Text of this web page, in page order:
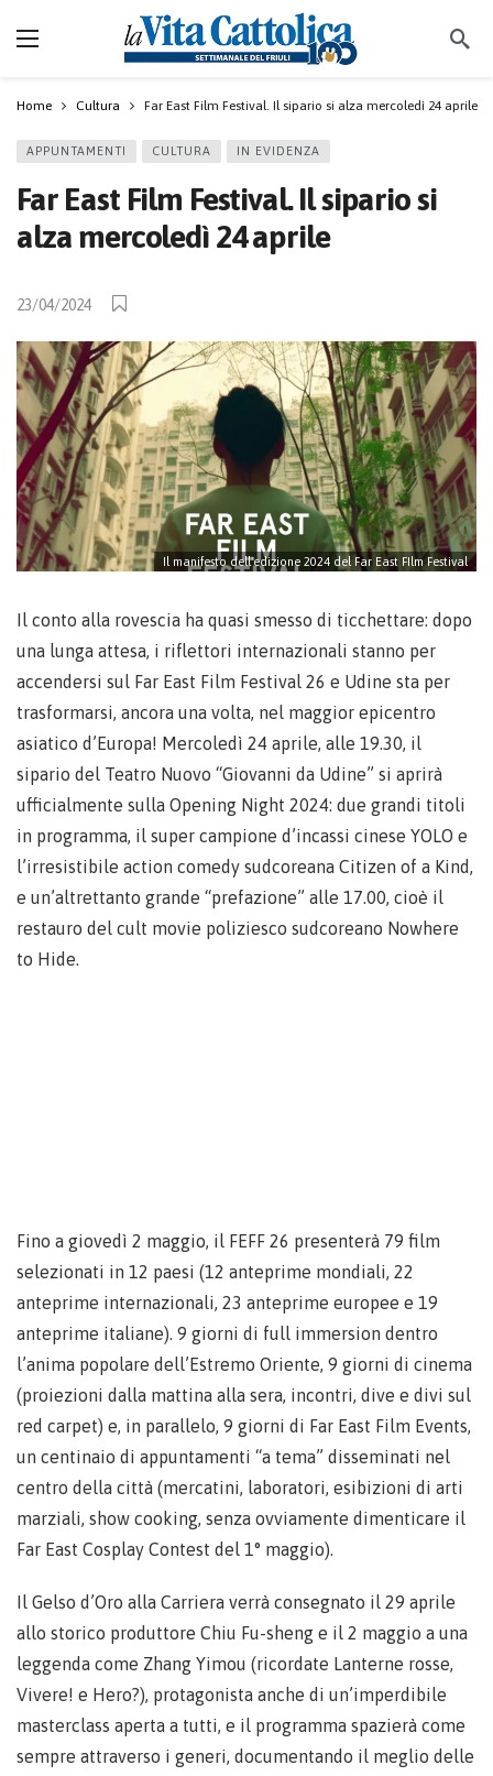
Home Cultura Far East Film Festival. Il sipario si alza mercoledì 24 aprile
APPUNTAMENTI CULTURA IN EVIDENZA
Far East Film Festival. Il sipario si
alza mercoledì 24 aprile
23/04/2024
Il manifesto dell'edizione 2024 del Far East FIlm Festival
Il conto alla rovescia ha quasi smesso di ticchettare: dopo
una lunga attesa, i riflettori internazionali stanno per
accendersi sul Far East Film Festival 26 e Udine sta per
trasformarsi, ancora una volta, nel maggior epicentro
asiatico d’Europa! Mercoledì 24 aprile, alle 19.30, il
sipario del Teatro Nuovo “Giovanni da Udine” si aprirà
ufficialmente sulla Opening Night 2024: due grandi titoli
in programma, il super campione d’incassi cinese YOLO e
l’irresistibile action comedy sudcoreana Citizen of a Kind,
e un’altrettanto grande “prefazione” alle 17.00, cioè il
restauro del cult movie poliziesco sudcoreano Nowhere
to Hide.
Fino a giovedì 2 maggio, il FEFF 26 presenterà 79 film
selezionati in 12 paesi (12 anteprime mondiali, 22
anteprime internazionali, 23 anteprime europee e 19
anteprime italiane). 9 giorni di full immersion dentro
l’anima popolare dell’Estremo Oriente, 9 giorni di cinema
(proiezioni dalla mattina alla sera, incontri, dive e divi sul
red carpet) e, in parallelo, 9 giorni di Far East Film Events,
un centinaio di appuntamenti “a tema” disseminati nel
centro della città (mercatini, laboratori, esibizioni di arti
marziali, show cooking, senza ovviamente dimenticare il
Far East Cosplay Contest del 1° maggio).
Il Gelso d’Oro alla Carriera verrà consegnato il 29 aprile
allo storico produttore Chiu Fu-sheng e il 2 maggio a una
leggenda come Zhang Yimou (ricordate Lanterne rosse,
Vivere! e Hero?), protagonista anche di un’imperdibile
masterclass aperta a tutti, e il programma spazierà come
sempre attraverso i generi, documentando il meglio delle